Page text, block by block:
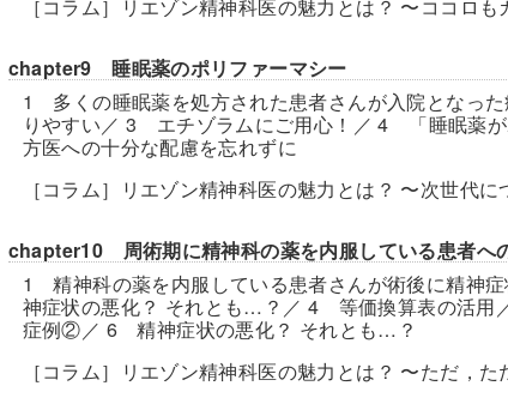
［コラム］リエゾン精神科医の魅力とは？ 〜ココロも
chapter9 睡眠薬のポリファーマシー
1 多くの睡眠薬を処方された患者さんが入院となっ
りやすい／ 3 エチゾラムにご用心！／ 4 「睡眠薬
方医への十分な配慮を忘れずに
［コラム］リエゾン精神科医の魅力とは？ 〜次世代
chapter10 周術期に精神科の薬を内服している患者へ
1 精神科の薬を内服している患者さんが術後に精
神症状の悪化？ それとも…？／ 4 等価換算表の活用
症例②／ 6 精神症状の悪化？ それとも…？
［コラム］リエゾン精神科医の魅力とは？ 〜ただ，